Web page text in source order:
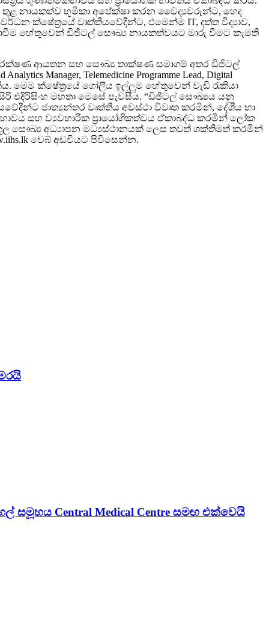
තුළ නායකත්ව භූමිකා අපේක්ෂා කරන වෛද්‍යවරුන්ට, හෙද
ක්ෂේත්‍රයේ වෘත්තීයවේදීන්ට, එමෙන්ම IT, දත්ත විද්‍යාව,
හේතුවෙන් ඩිජිටල් සෞඛ්‍ය නායකත්වයට මාරු වීමට කැමති
රක්ෂණ ආයතන සහ සෞඛ්‍ය තාක්ෂණ සමාගම් අතර ඩිජිටල්
Manager, Telemedicine Programme Lead, Digital
හැකිය. මෙම ක්ෂේත්‍රයේ ගෝලීය ඉල්ලුම හේතුවෙන් වැඩි රැකියා
එදිරිසිංහ මහතා මෙසේ පැවසීය. “ඩිජිටල් සෞඛ්‍යය යනු
ජාත්‍යන්තර වෘත්තීය අවස්ථා විවෘත කරමින්, දේශීය හා
සහ ව්‍යවහාරික ප්‍රායෝගිකත්වය ඒකාබද්ධ කරමින් ලෝක
සෞඛ්‍ය අධ්‍යාපන මධ්‍යස්ථානයක් ලෙස තවත් ශක්තිමත් කරමින්
වෙබ් අඩවියට පිවිසෙන්න.
Central Medical Centre සමඟ එක්වෙයි